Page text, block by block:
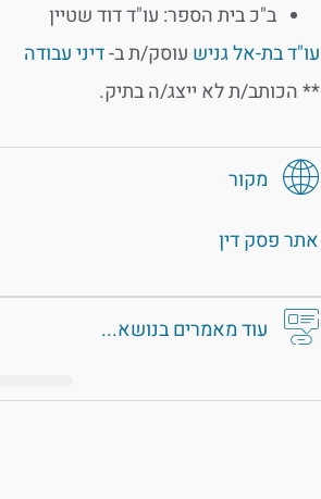
ב"כ בית הספר: עו"ד דוד שטיין
עו"ד בת-אל גניש עוסק/ת ב-דיני עבודה
** הכותב/ת לא ייצג/ה בתיק.
מקור
אתר פסק דין
עוד מאמרים בנושא...